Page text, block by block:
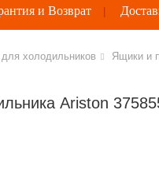
и Возврат
холодильников Ящики и
Ariston